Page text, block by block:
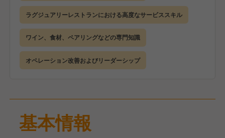
ラグジュアリーレストランにおける高度なサービススキル
ワイン、食材、ペアリングなどの専門知識
オペレーション改善およびリーダーシップ
基本情報